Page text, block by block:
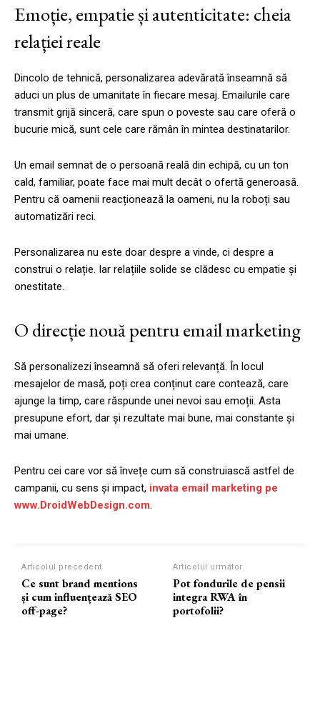
Emoție, empatie și autenticitate: cheia
relației reale
Dincolo de tehnică, personalizarea adevărată înseamnă să
aduci un plus de umanitate în fiecare mesaj. Emailurile care
transmit grijă sinceră, care spun o poveste sau care oferă o
bucurie mică, sunt cele care rămân în mintea destinatarilor.
Un email semnat de o persoană reală din echipă, cu un ton
cald, familiar, poate face mai mult decât o ofertă generoasă.
Pentru că oamenii reacționează la oameni, nu la roboți sau
automatizări reci.
Personalizarea nu este doar despre a vinde, ci despre a
construi o relație. Iar relațiile solide se clădesc cu empatie și
onestitate.
O direcție nouă pentru email marketing
Să personalizezi înseamnă să oferi relevanță. În locul
mesajelor de masă, poți crea conținut care contează, care
ajunge la timp, care răspunde unei nevoi sau emoții. Asta
presupune efort, dar și rezultate mai bune, mai constante și
mai umane.
Pentru cei care vor să învețe cum să construiască astfel de
campanii, cu sens și impact, invata email marketing pe
www.DroidWebDesign.com.
Articolul precedent
Ce sunt brand mentions
și cum influențează SEO
off-page?
Articolul următor
Pot fondurile de pensii
integra RWA în
portofolii?